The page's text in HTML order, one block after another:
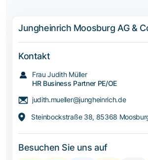
Jungheinrich Moosburg AG &
Kontakt
Frau Judith Müller
HR Business Partner PE/OE
judith.mueller@jungheinrich.de
Steinbockstraße 38, 85368
Besuchen Sie uns auf